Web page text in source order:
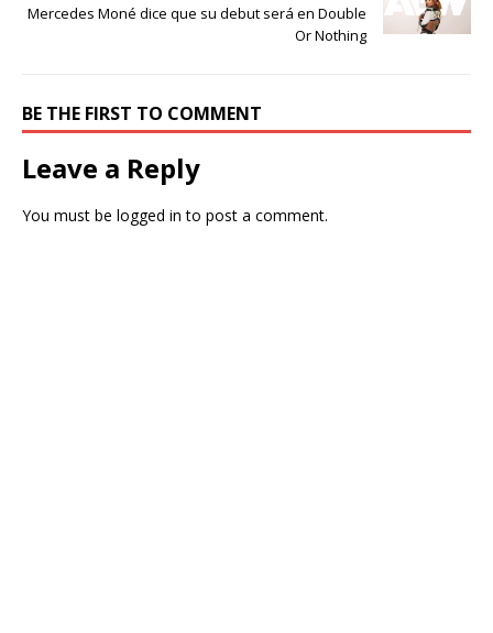
Mercedes Moné dice que su debut será en Double
Or Nothing
BE THE FIRST TO COMMENT
Leave a Reply
You must be logged in to post a comment.